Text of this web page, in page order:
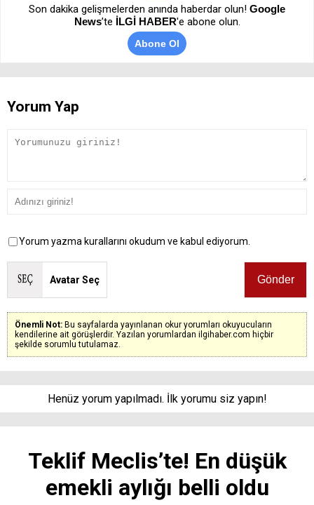
Son dakika gelişmelerden anında haberdar olun! Google
News’te İLGİ HABER'e abone olun.
Abone Ol
Yorum Yap
Yorum yazma kurallarını okudum ve kabul ediyorum.
Avatar Seç
Önemli Not: Bu sayfalarda yayınlanan okur yorumları okuyucuların
kendilerine ait görüşlerdir. Yazılan yorumlardan ilgihaber.com hiçbir
şekilde sorumlu tutulamaz.
Henüz yorum yapılmadı. İlk yorumu siz yapın!
Teklif Meclis’te! En düşük
emekli aylığı belli oldu